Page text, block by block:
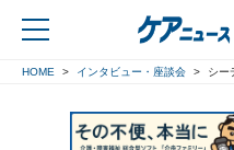
HOME インタビュー・座談会 シーデ